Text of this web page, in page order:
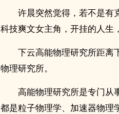
许晨突然觉得，若不是有
科技爽文女主角，开挂的人生
下云高能物理研究所距离
物理研究所。
高能物理研究所是专门从
都是粒子物理学、加速器物理